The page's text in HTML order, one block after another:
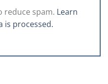
reduce spam. Learn
is processed.